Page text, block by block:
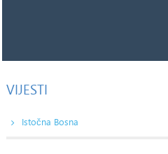
VIJESTI
Istočna Bosna